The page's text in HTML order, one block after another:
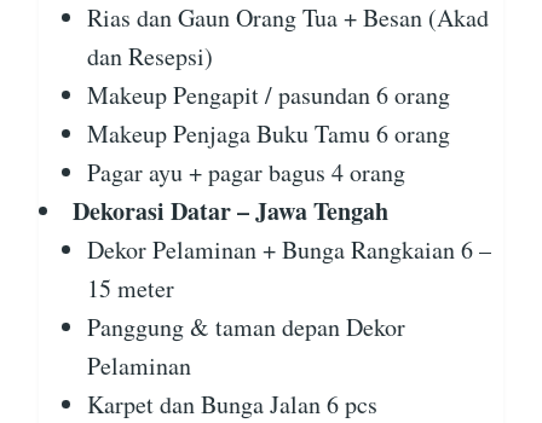
Rias dan Gaun Orang Tua + Besan (Akad
dan Resepsi)
Makeup Pengapit / pasundan 6 orang
Makeup Penjaga Buku Tamu 6 orang
Pagar ayu + pagar bagus 4 orang
Dekorasi Datar – Jawa Tengah
Dekor Pelaminan + Bunga Rangkaian 6 –
15 meter
Panggung & taman depan Dekor
Pelaminan
Karpet dan Bunga Jalan 6 pcs